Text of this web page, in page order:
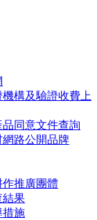
構及驗證收費上
同意文件查詢
路公開品牌
推廣團體
結果
措施